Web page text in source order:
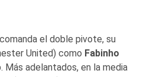
el doble pivote, su
United) como Fabinho
adelantados, en la media